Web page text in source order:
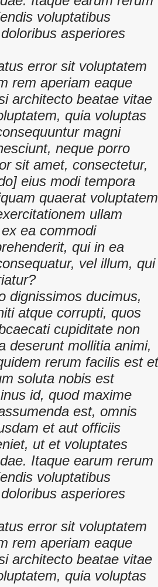
voluptatibus
asperiores
error sit voluptatem
rem aperiam eaque
architecto beatae vitae
quia voluptas
magni
neque porro
sit amet, consectetur,
eius modi tempora
quaerat
ullam
ea commodi
qui in ea
vel illum, qui
dignissimos ducimus,
atque corrupti, quos
cupiditate non
deserunt mollitia animi,
rerum facilis est et
soluta nobis est
id, quod maxime
est, omnis
et aut officiis
ut et voluptates
Itaque earum rerum
voluptatibus
asperiores
error sit voluptatem
rem aperiam eaque
architecto beatae vitae
quia voluptas